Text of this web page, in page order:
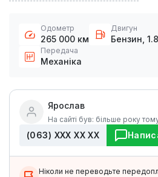
Одометр
265 000 км
Двигун
Бензин,
Передача
Механіка
Ярослав
На сайті був: більше року
(063) ХХХ ХХ ХХ
Ніколи не переводьте